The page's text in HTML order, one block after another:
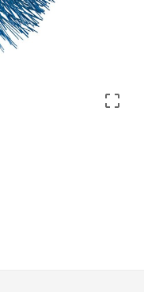
